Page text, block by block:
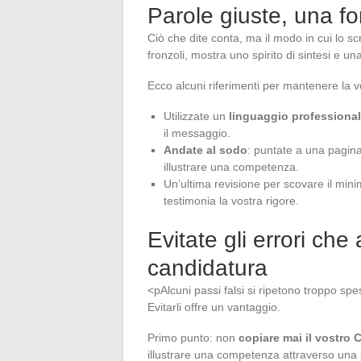
Parole giuste, una
Ciò che dite conta, ma il modo in cui lo
fronzoli, mostra uno spirito di sintesi e
Ecco alcuni riferimenti per mantenere la
Utilizzate un linguaggio
il messaggio.
Andate al sodo: puntate a una
illustrare una competenza.
Un’ultima revisione per scovare il
testimonia la vostra rigore.
Evitate gli errori che
candidatura
<pAlcuni passi falsi si ripetono troppo
Evitarli offre un vantaggio.
Primo punto: non copiare mai il vostro
illustrare una competenza attraverso